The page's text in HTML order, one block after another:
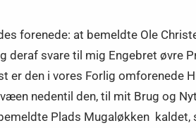
forenede: at bemeldte Ole
svare til mig Engebret øvre
den i vores Forlig omforenede
nedentil den, til mit Brug og
Plads Mugaløkken